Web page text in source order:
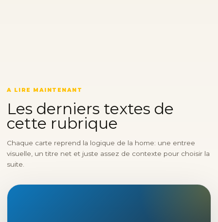
A LIRE MAINTENANT
Les derniers textes de
cette rubrique
Chaque carte reprend la logique de la home: une entree
visuelle, un titre net et juste assez de contexte pour choisir la
suite.